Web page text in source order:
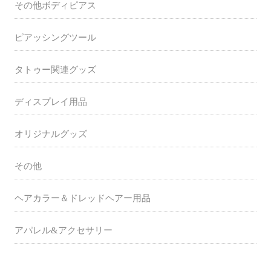
その他ボディピアス
ピアッシングツール
タトゥー関連グッズ
ディスプレイ用品
オリジナルグッズ
その他
ヘアカラー＆ドレッドヘアー用品
アパレル&アクセサリー